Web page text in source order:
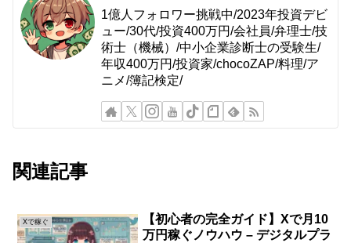
1億人フォロワー挑戦中/2023年投資デビ
ュー/30代/投資400万円/会社員/弁理士/技
術士（機械）/中小企業診断士の受験生/
年収400万円/投資家/chocoZAP/料理/ア
ニメ/簿記検定/
関連記事
Xで稼ぐ
【初心者の完全ガイド】Xで月10
万円稼ぐノウハウ – デジタルプラ